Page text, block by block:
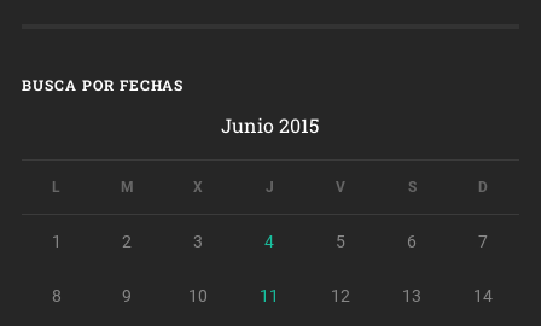
BUSCA POR FECHAS
Junio 2015
L M X J V S D
1 2 3 4 5 6 7
8 9 10 11 12 13 14